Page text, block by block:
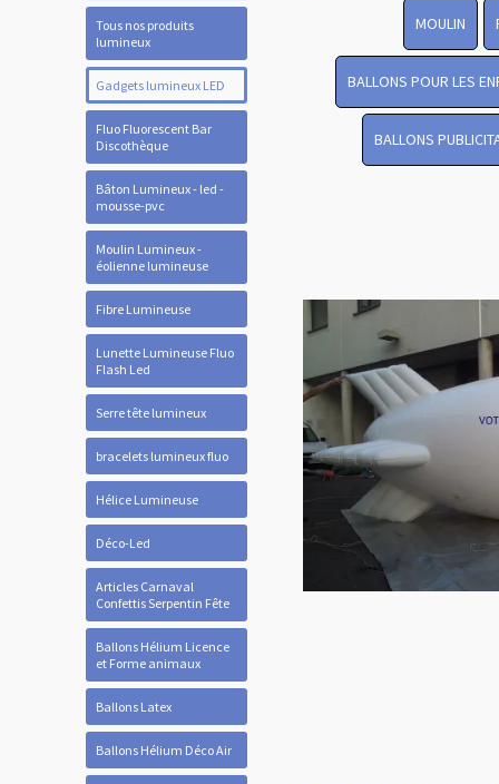
Tous nos produits
lumineux
Gadgets lumineux LED
Fluo Fluorescent Bar
Discothèque
Bâton Lumineux - led -
mousse-pvc
Moulin Lumineux -
éolienne lumineuse
Fibre Lumineuse
Lunette Lumineuse Fluo
Flash Led
Serre tête lumineux
bracelets lumineux fluo
Hélice Lumineuse
Déco-Led
Articles Carnaval
Confettis Serpentin Fête
Ballons Hélium Licence
et Forme animaux
Ballons Latex
Ballons Hélium Déco Air
MOULIN
BALLONS POUR LES
BALLONS